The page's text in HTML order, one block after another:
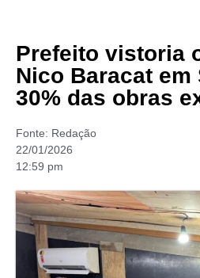
Prefeito vistoria
Nico Baracat em
30% das obras
Fonte: Redação
22/01/2026
12:59 pm